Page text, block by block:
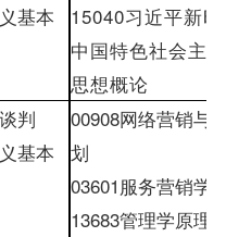
基本
15040习近平新
中国特色社会主义
思想概论
判
基本
00908网络营销与
划
03601 服务营销学
13683管理学原理